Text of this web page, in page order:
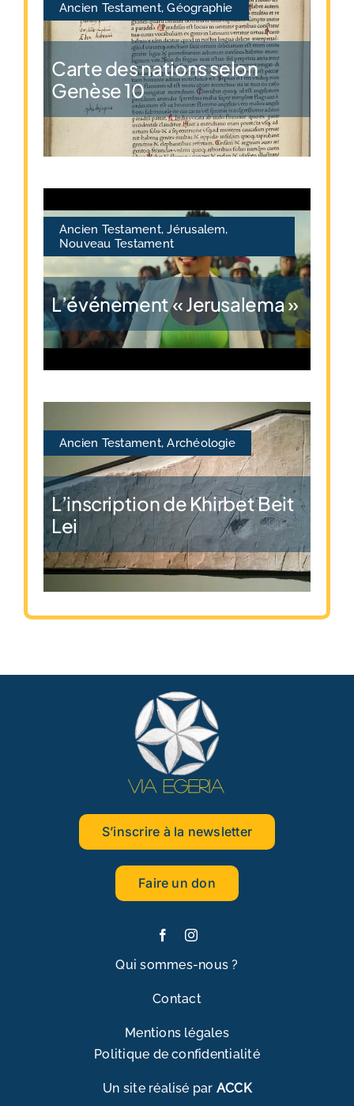
Ancien Testament,Géographie
Carte des nations selon
Genèse 10
Ancien Testament,Jérusalem,
Nouveau Testament
L’événement « Jerusalema »
Ancien Testament,Archéologie
L’inscription de Khirbet Beit
Lei
S’inscrire à la newsletter
Faire un don
Qui sommes-nous ?
Contact
Mentions légales
Politique de confidentialité
Un site réalisé par ACCK